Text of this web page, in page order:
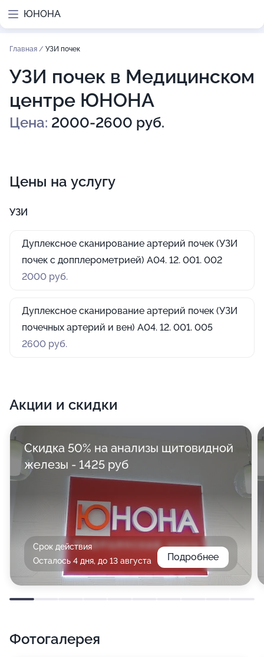
ЮНОНА
Главная / УЗИ почек
УЗИ почек в Медицинском
центре ЮНОНА
Цена: 2000-2600 руб.
Цены на услугу
УЗИ
Дуплексное сканирование артерий почек (УЗИ
почек с допплерометрией) A04. 12. 001. 002
2000 руб.
Дуплексное сканирование артерий почек (УЗИ
почечных артерий и вен) A04. 12. 001. 005
2600 руб.
Акции и скидки
Скидка 50% на анализы щитовидной
железы - 1425 руб
Срок действия
Осталось 4 дня, до 13 августа
Подробнее
Фотогалерея